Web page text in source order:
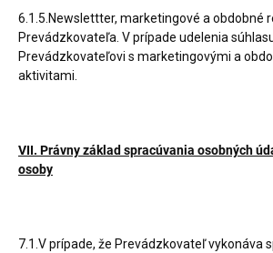
6.1.5.Newslettter, marketingové a obdobné
Prevádzkovateľa. V prípade udelenia
Prevádzkovateľovi s marketingovými a
aktivitami.
VII. Právny základ spracúvania osobných
osoby
7.1.V prípade, že Prevádzkovateľ vykonáva